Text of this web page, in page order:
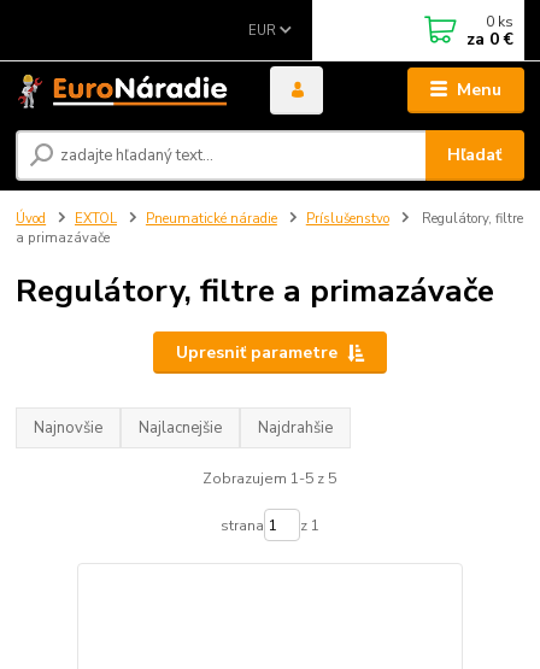
Menu
EUR
Hľadať
0 ks
za 0 €
Úvod EXTOL Pneumatické náradie Príslušenstvo
Regulátory, filtre
a primazávače
Regulátory, filtre a primazávače
Upresniť parametre
Najnovšie Najlacnejšie Najdrahšie
Zobrazujem 1-5 z 5
strana z 1